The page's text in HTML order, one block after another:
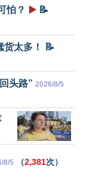
怕？ ▶️ 📝
货太多！ 📝
头路” 2026/8/5
8/5 （2,381次）